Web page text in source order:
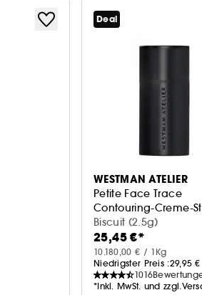
Deal
WESTMAN ATELIER
Petite Face Trace
Contouring-Creme-
Biscuit (2.5g)
25,45 €*
10.180,00 € / 1Kg
Niedrigster Preis :29,95 €
1016
*Inkl. MwSt. und